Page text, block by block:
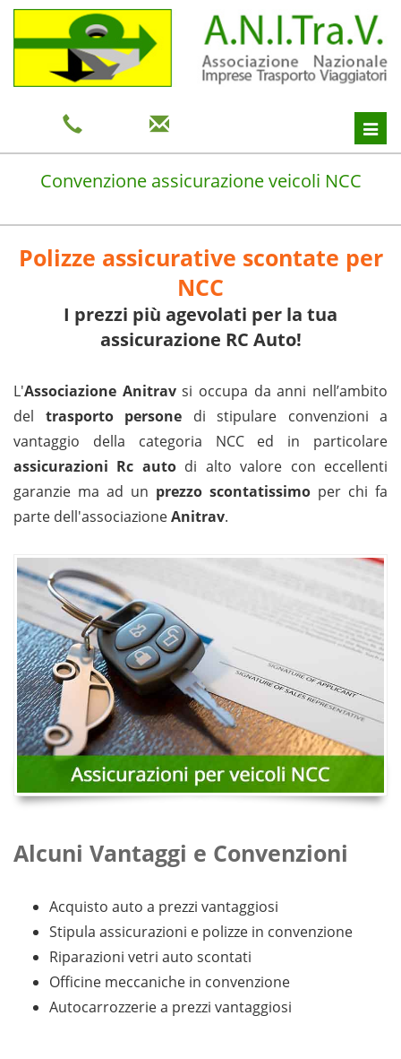
Convenzione assicurazione veicoli NCC
Polizze assicurative scontate per
NCC
I prezzi più agevolati per la tua
assicurazione RC Auto!
L'Associazione Anitravsi occupa da anni nell’ambito
del trasporto persone di stipulare convenzioni a
vantaggio della categoria NCC ed in particolare
assicurazioni Rc auto di alto valore con eccellenti
garanzie ma ad un prezzo scontatissimo per chi fa
parte dell'associazioneAnitrav.
Alcuni Vantaggi e Convenzioni
Acquisto auto a prezzi vantaggiosi
Stipula assicurazioni e polizze in convenzione
Riparazioni vetri auto scontati
Officine meccaniche in convenzione
Autocarrozzerie a prezzi vantaggiosi